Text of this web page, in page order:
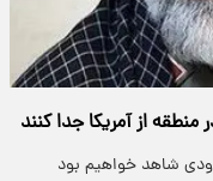
از آمریکا جدا کنند
شاهد خواهیم بود